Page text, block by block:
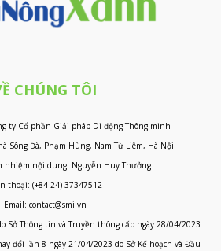
CHÚNG TÔI
ty Cổ phần Giải pháp Di động Thông minh
Sông Đà, Phạm Hùng, Nam Từ Liêm, Hà Nội.
nhiệm nội dung: Nguyễn Huy Thưởng
thoại: (+84-24) 37347512
Email: contact@smi.vn
Sở Thông tin và Truyền thông cấp ngày 28/04/2023
đổi lần 8 ngày 21/04/2023 do Sở Kế hoạch và Đầu